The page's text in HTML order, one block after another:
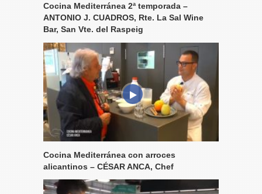
Cocina Mediterránea 2ª temporada –
ANTONIO J. CUADROS, Rte. La Sal Wine
Bar, San Vte. del Raspeig
Cocina Mediterránea con arroces
alicantinos – CÉSAR ANCA, Chef